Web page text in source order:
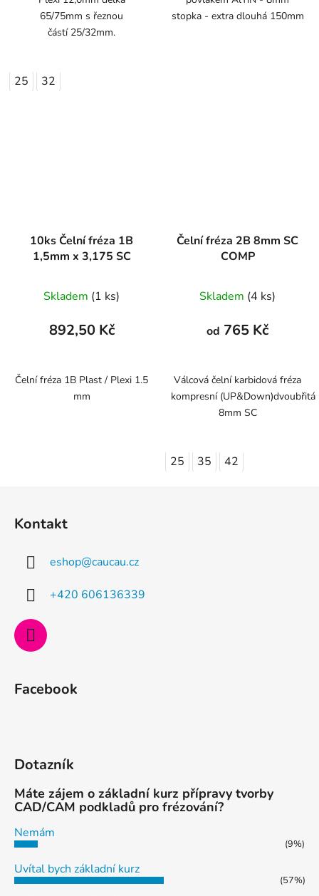
65/75mm s řeznou
částí 25/32mm.
25 32
stopka - extra dlouhá 150mm
10ks Čelní fréza 1B
1,5mm x 3,175 SC
Skladem (1 ks)
892,50 Kč
Čelní fréza 1B Plast / Plexi 1.5
mm
Čelní fréza 2B 8mm SC
COMP
Skladem (4 ks)
od 765 Kč
Válcová čelní karbidová fréza
kompresní (UP&Down)dvoubřitá
8mm SC
25 35 42
Kontakt
eshop@caucau.cz
+420 606136339
Facebook
Dotazník
Máte zájem o základní kurz přípravy tvorby
CAD/CAM podkladů pro frézování?
Nemám
(9%)
Uvítal bych základní kurz
(57%)